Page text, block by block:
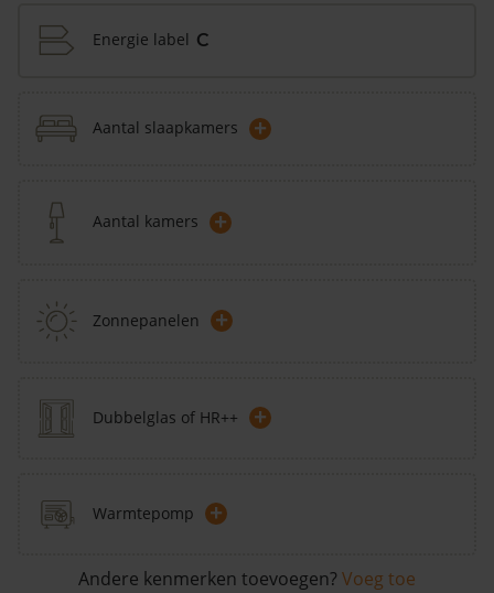
Energie label C
Aantal slaapkamers +
Aantal kamers +
Zonnepanelen +
Dubbelglas of HR++ +
Warmtepomp +
Andere kenmerken toevoegen? Voeg toe